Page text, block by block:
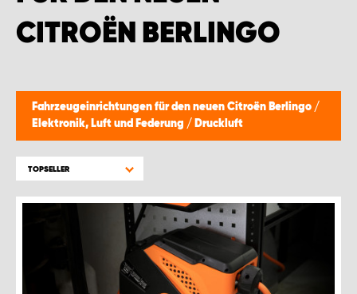
CITROËN BERLINGO
Fahrzeugeinrichtungen für den neuen Citroën Berlingo /
Elektronik, Luft und Federung / Druckluft
TOPSELLER
WORK SYSTEM GERA
WORK SYSTEM LEIPZIG/HALLE
WORK SYSTEM LUDWIGSHAFEN
WORK SYSTEM MAGDEBURG
WORK SYSTEM OSNABRÜCK